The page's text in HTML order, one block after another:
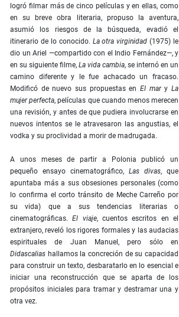
logró filmar más de cinco películas y en ellas, como
en su breve obra literaria, propuso la aventura,
asumió los riesgos de la búsqueda, evadió el
itinerario de lo conocido. La otra virginidad (1975) le
dio un Ariel —compartido con el Indio Fernández—, y
en su siguiente filme, La vida cambia, se internó en un
camino diferente y le fue achacado un fracaso.
Modificó de nuevo sus propuestas en El maryLa
mujer perfecta, películas que cuando menos merecen
una revisión, y antes de que pudiera involucrarse en
nuevos intentos se le atravesaron las angustias, el
vodka y su proclividad a morir de madrugada.
A unos meses de partir a Polonia publicó un
pequeño ensayo cinematográfico, Las divas, que
apuntaba más a sus obsesiones personales (como
lo confirma el corto tránsito de Meche Carreño por
su vida) que a sus tendencias literarias o
cinematográficas.El viaje, cuentos escritos en el
extranjero, reveló los rigores formales y las audacias
espirituales de Juan Manuel, pero sólo en
Didascalias hallamos la concreción de su capacidad
para construir un texto, desbaratarlo en lo esencial e
iniciar una reconstrucción que se aparta de los
propósitos iniciales para tramar y destramar una y
otra vez.